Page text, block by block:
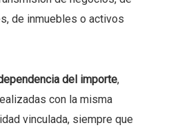
de inmuebles o activos
del importe,
con la misma
vinculada, siempre que